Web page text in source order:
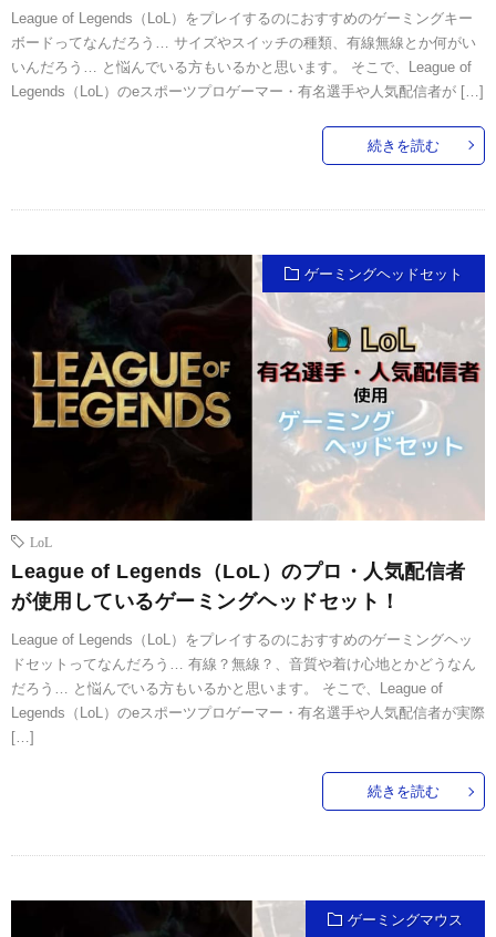
League of Legends（LoL）をプレイするのにおすすめのゲーミングキー
ボードってなんだろう… サイズやスイッチの種類、有線無線とか何がい
いんだろう… と悩んでいる方もいるかと思います。 そこで、League of
Legends（LoL）のeスポーツプロゲーマー・有名選手や人気配信者が […]
続きを読む
ゲーミングヘッドセット
LoL
League of Legends（LoL）のプロ・人気配信者
が使用しているゲーミングヘッドセット！
League of Legends（LoL）をプレイするのにおすすめのゲーミングヘッ
ドセットってなんだろう… 有線？無線？、音質や着け心地とかどうなん
だろう… と悩んでいる方もいるかと思います。 そこで、League of
Legends（LoL）のeスポーツプロゲーマー・有名選手や人気配信者が実際
[…]
続きを読む
ゲーミングマウス